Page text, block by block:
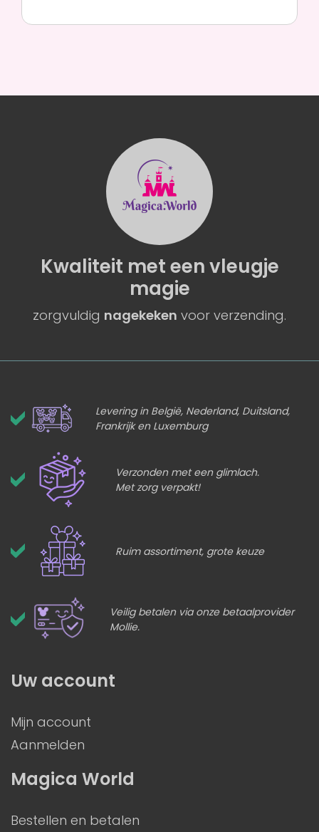
Kwaliteit met eenvleugje
magie
zorgvuldig nagekeken voor verzending.
Levering in België, Nederland, Duitsland,
Frankrijk en Luxemburg
Verzonden met een glimlach.
Met zorg verpakt!
Ruim assortiment, grote keuze
Veilig betalen via onze betaalprovider
Mollie.
Magica World
Bestellen en betalen
Uw account
Mijn account
Aanmelden